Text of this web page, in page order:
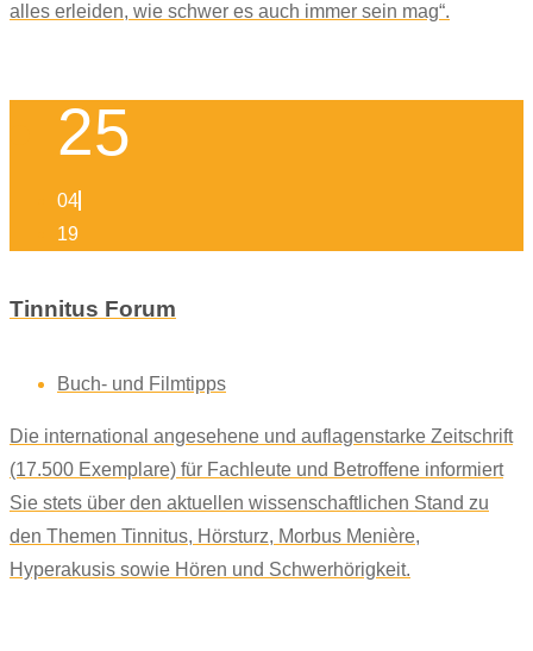
alles erleiden, wie schwer es auch immer sein mag“.
25
04
19
Tinnitus Forum
Buch- und Filmtipps
Die international angesehene und auflagenstarke Zeitschrift
(17.500 Exemplare) für Fachleute und Betroffene informiert
Sie stets über den aktuellen wissenschaftlichen Stand zu
den Themen Tinnitus, Hörsturz, Morbus Menière,
Hyperakusis sowie Hören und Schwerhörigkeit.